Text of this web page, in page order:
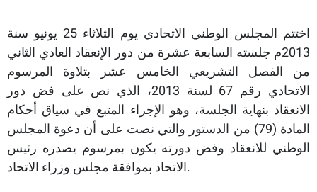
اختتم المجلس الوطني الاتحادي يوم الثلاثاء 25 يونيو سنة
2013م جلسته السابعة عشرة من دور الإنعقاد العادي الثاني
من الفصل التشريعي الخامس عشر بتلاوة المرسوم
الاتحادي رقم 67 لسنة 2013، الذي نص على فض دور
الانعقاد بنهاية الجلسة، وهو الإجراء المتبع في سياق أحكام
المادة (79) من الدستور والتي نصت على أن دعوة المجلس
الوطني للانعقاد وفض دورته يكون بمرسوم يصدره رئيس
الاتحاد بموافقة مجلس وزراء الاتحاد.